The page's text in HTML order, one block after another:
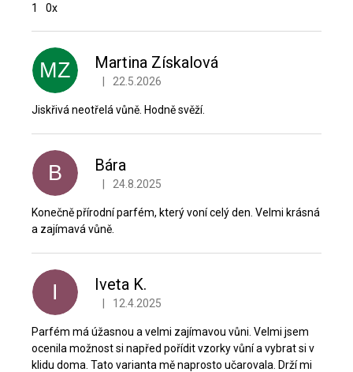
1
0x
p
i
h
n
o
e
n
í
MZ Martina Získalová
Hodnocení produktu je 5 z 5 hvězdiček.
22.5.2026
Jiskřivá neotřelá vůně. Hodně svěží.
B Bára
Hodnocení produktu je 5 z 5 hvězdiček.
24.8.2025
Konečně přírodní parfém, který voní celý den. Velmi krásná
a zajímavá vůně.
I Iveta K.
Hodnocení produktu je 5 z 5 hvězdiček.
12.4.2025
Parfém má úžasnou a velmi zajímavou vůni. Velmi jsem
ocenila možnost si napřed pořídit vzorky vůní a vybrat si v
klidu doma. Tato varianta mě naprosto učarovala. Drží mi